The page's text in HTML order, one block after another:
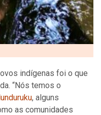
indígenas foi o que
“Nós temos o
, alguns
as comunidades